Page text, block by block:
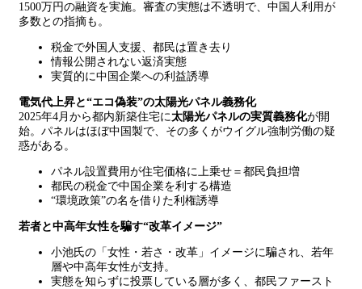
1500万円の融資を実施。審査の実態は不透明で、中国人利用が
多数との指摘も。
税金で外国人支援、都民は置き去り
情報公開されない返済実態
実質的に中国企業への利益誘導
電気代上昇と“エコ偽装”の太陽光パネル義務化
2025年4月から都内新築住宅に太陽光パネルの実質義務化が開
始。パネルはほぼ中国製で、その多くがウイグル強制労働の疑
惑がある。
パネル設置費用が住宅価格に上乗せ＝都民負担増
都民の税金で中国企業を利する構造
“環境政策”の名を借りた利権誘導
若者と中高年女性を騙す“改革イメージ”
小池氏の「女性・若さ・改革」イメージに騙され、若年
層や中高年女性が支持。
実態を知らずに投票している層が多く、都民ファースト